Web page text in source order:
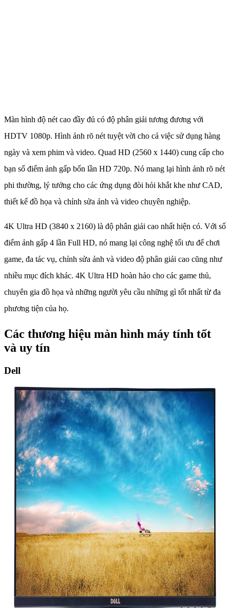
Màn hình độ nét cao đầy đủ có độ phân giải tương đương với
HDTV 1080p. Hình ảnh rõ nét tuyệt vời cho cả việc sử dụng hàng
ngày và xem phim và video. Quad HD (2560 x 1440) cung cấp cho
bạn số điểm ảnh gấp bốn lần HD 720p. Nó mang lại hình ảnh rõ nét
phi thường, lý tưởng cho các ứng dụng đòi hỏi khắt khe như CAD,
thiết kế đồ họa và chỉnh sửa ảnh và video chuyên nghiệp.
4K Ultra HD (3840 x 2160) là độ phân giải cao nhất hiện có. Với số
điểm ảnh gấp 4 lần Full HD, nó mang lại công nghệ tối ưu để chơi
game, đa tác vụ, chỉnh sửa ảnh và video độ phân giải cao cũng như
nhiều mục đích khác. 4K Ultra HD hoàn hảo cho các game thủ,
chuyên gia đồ họa và những người yêu cầu những gì tốt nhất từ đa
phương tiện của họ.
Các thương hiệu màn hình máy tính tốt
và uy tín
Dell